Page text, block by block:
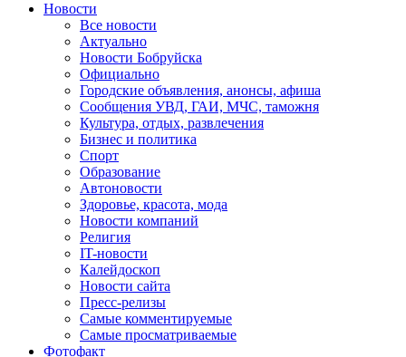
Новости
Все новости
Актуально
Новости Бобруйска
Официально
Городские объявления, анонсы, афиша
Сообщения УВД, ГАИ, МЧС, таможня
Культура, отдых, развлечения
Бизнес и политика
Спорт
Образование
Автоновости
Здоровье, красота, мода
Новости компаний
Религия
IT-новости
Калейдоскоп
Новости сайта
Пресс-релизы
Самые комментируемые
Самые просматриваемые
Фотофакт